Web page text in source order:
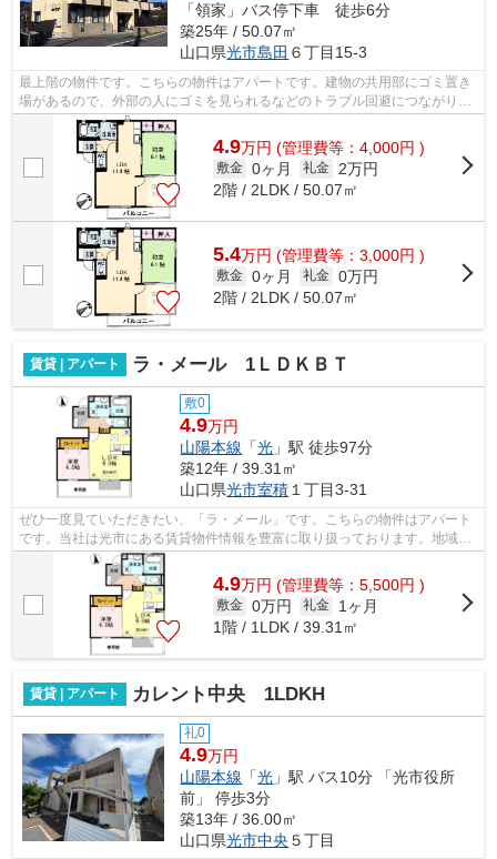
「領家」バス停下車 徒歩6分
築25年 / 50.07㎡
山口県光市島田 ６丁目15-3
最上階の物件です。こちらの物件はアパートです。建物の共用部にゴミ置き
場があるので、外部の人にゴミを見られるなどのトラブル回避につながりま
す。賃貸物件をお探しの方は、ぜひ当...
4.9万円 (管理費等：4,000円 )
敷金 0ヶ月 礼金
2万円
2階 / 2LDK / 50.07㎡
5.4万円 (管理費等：3,000円 )
敷金 0ヶ月 礼金 0万円
2階 / 2LDK / 50.07㎡
賃貸 | アパート ラ・メール 1ＬＤＫＢＴ
敷0
4.9万円
山陽本線 「光 」駅 徒歩97分
築12年 / 39.31㎡
山口県光市室積 １丁目3-31
ぜひ一度見ていただきたい、「ラ・メール」です。こちらの物件はアパート
です。当社は光市にある賃貸物件情報を豊富に取り扱っております。地域に
密着しているので、確かな賃貸情報と...
4.9万円 (管理費等：5,500円 )
敷金 0万円 礼金
1ヶ月
1階 / 1LDK / 39.31㎡
賃貸 | アパート カレント中央 1LDKH
礼0
4.9万円
山陽本線 「光 」駅 バス10分 「光市役所
前」 停歩3分
築13年 / 36.00㎡
山口県光市中央 ５丁目